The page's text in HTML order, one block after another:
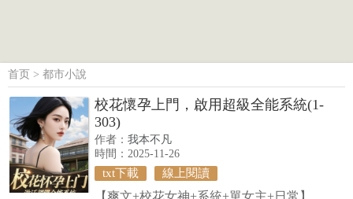
首页 > 都市小說
校花懷孕上門，啟用超級全能系統(1-
303)
作者： 我本不凡
時間：2025-11-26
txt下載 線上閱讀
【爽文+校花女神+系統+單女主+日常】